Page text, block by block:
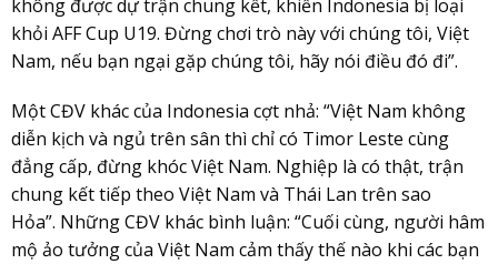
không được dự trận chung kết, khiến Indonesia bị loại
khỏi AFF Cup U19. Đừng chơi trò này với chúng tôi, Việt
Nam, nếu bạn ngại gặp chúng tôi, hãy nói điều đó đi”.
Một CĐV khác của Indonesia cợt nhả: “Việt Nam không
diễn kịch và ngủ trên sân thì chỉ có Timor Leste cùng
đẳng cấp, đừng khóc Việt Nam. Nghiệp là có thật, trận
chung kết tiếp theo Việt Nam và Thái Lan trên sao
Hỏa”. Những CĐV khác bình luận: “Cuối cùng, người hâm
mộ ảo tưởng của Việt Nam cảm thấy thế nào khi các bạn